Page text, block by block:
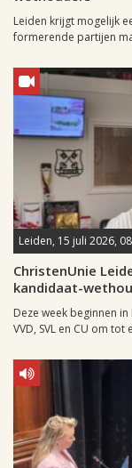
Leiden krijgt mogelijk
formerende partijen
Leiden, 15 juli 2026,
ChristenUnie
kandidaat-
Deze week beginnen
VVD, SVL en CU om tot